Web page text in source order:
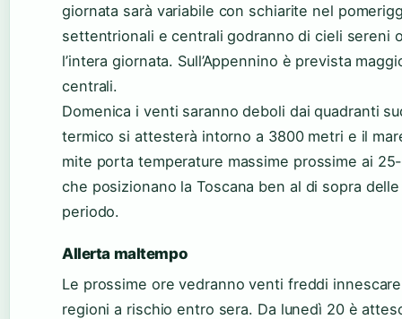
giornata sarà variabile con schiarite nel
settentrionali e centrali godranno di cieli sereni
l’intera giornata. Sull’Appennino è prevista
centrali.
Domenica i venti saranno deboli dai quadranti
termico si attesterà intorno a 3800 metri e il
mite porta temperature massime prossime ai
che posizionano la Toscana ben al di sopra
periodo.
Allerta maltempo
Le prossime ore vedranno venti freddi
regioni a rischio entro sera. Da lunedì 20 è